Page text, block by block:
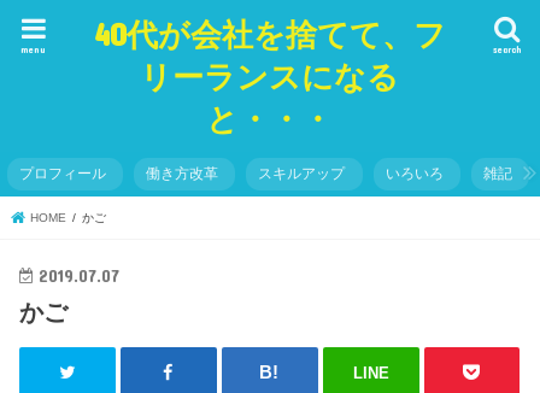
40代が会社を捨てて、フ
リーランスになる
と・・・
search
menu
プロフィール 働き方改革 スキルアップ いろいろ 雑記
HOME かご
2019.07.07
かご
LINE